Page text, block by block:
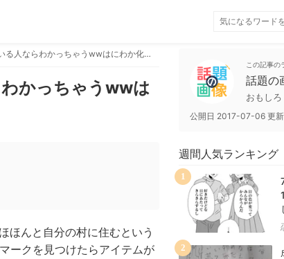
どうぶつの森を知っている人ならわかっちゃうwwはにわか化石が埋まってる！ww
かっちゃうwwは
ほんと自分の村に住むという
ークを見つけたらアイテムが
この記事の
話題の
おもし
公開日 2017-07-06 更
週間人気ランキング
1
2